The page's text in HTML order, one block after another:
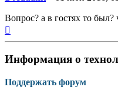
Вопрос? а в гостях то был?
Информация о
Поддержать форум